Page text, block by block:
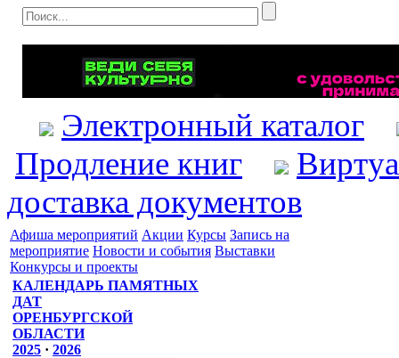
Электронный каталог
Продление книг
доставка документов
Афиша мероприятий Акции Курсы Запись на
мероприятие Новости и события Выставки
Конкурсы и проекты
КАЛЕНДАРЬ ПАМЯТНЫХ
ДАТ
ОРЕНБУРГСКОЙ
ОБЛАСТИ
2025 · 2026